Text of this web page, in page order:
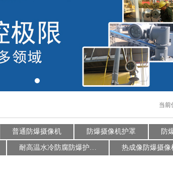
当前
普通防爆摄像机 防爆摄像机护罩 防
耐高温水冷防腐防爆护… 热成像防爆摄像